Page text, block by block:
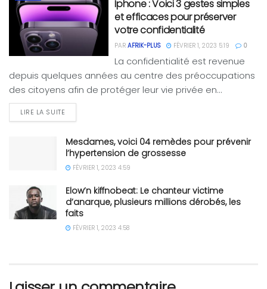
Iphone : Voici 3 gestes simples
et efficaces pour préserver
votre confidentialité
PAR AFRIK-PLUS FÉVRIER 1, 2023 5:19 0
La confidentialité est revenue
depuis quelques années au centre des préoccupations
des citoyens afin de protéger leur vie privée en...
LIRE LA SUITE
Mesdames, voici 04 remèdes pour prévenir
l’hypertension de grossesse
FÉVRIER 1, 2023 4:59
Elow’n kiffnobeat: Le chanteur victime
d’anarque, plusieurs millions dérobés, les
faits
FÉVRIER 1, 2023 4:58